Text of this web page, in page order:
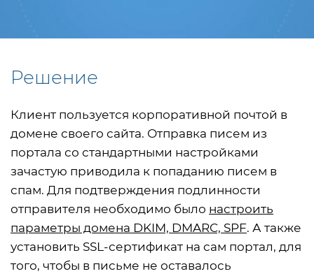
Решение
Клиент пользуется корпоративной почтой в
домене своего сайта. Отправка писем из
портала со стандартными настройками
зачастую приводила к попаданию писем в
спам. Для подтверждения подлинности
отправителя необходимо было настроить
параметры домена DKIM, DMARC, SPF. А также
установить SSL-сертификат на сам портал, для
того, чтобы в письме не оставалось